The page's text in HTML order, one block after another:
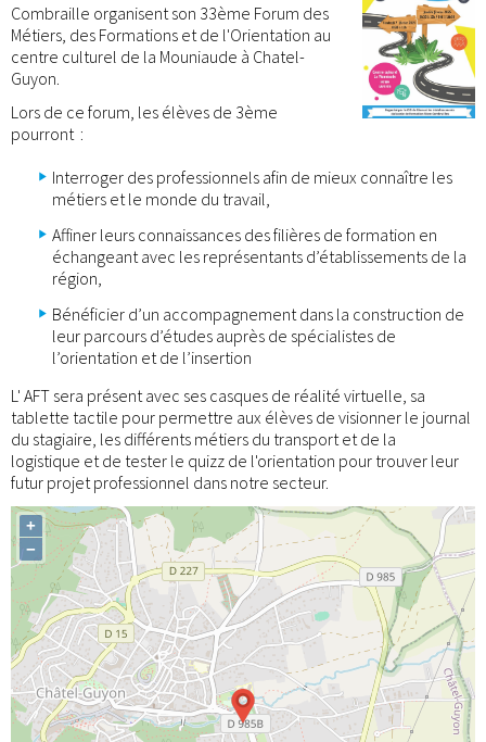
Combraille organisent son 33ème Forum des
Métiers, des Formations et de l'Orientation au
centre culturel de la Mouniaude à Chatel-
Guyon.
Lors de ce forum, les élèves de 3ème
pourront :
Interroger des professionnels afin de mieux connaître les
métiers et le monde du travail,
Affiner leurs connaissances des filières de formation en
échangeant avec les représentants d’établissements de la
région,
Bénéficier d’un accompagnement dans la construction de
leur parcours d’études auprès de spécialistes de
l’orientation et de l’insertion
L' AFT sera présent avec ses casques de réalité virtuelle, sa
tablette tactile pour permettre aux élèves de visionner le journal
du stagiaire, les différents métiers du transport et de la
logistique et de tester le quizz de l'orientation pour trouver leur
futur projet professionnel dans notre secteur.
+
−